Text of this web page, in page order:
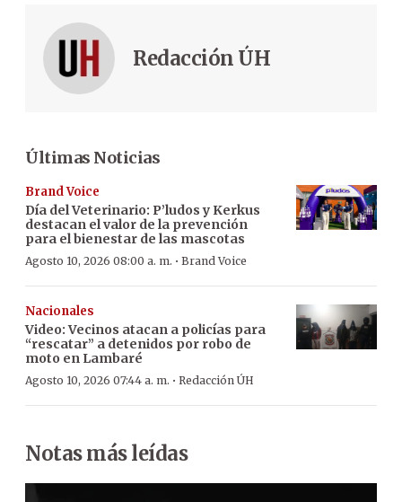
Redacción ÚH
Últimas Noticias
Brand Voice
Día del Veterinario: P’ludos y Kerkus
destacan el valor de la prevención
para el bienestar de las mascotas
Agosto 10, 2026 08:00 a. m. · Brand Voice
Nacionales
Video: Vecinos atacan a policías para
“rescatar” a detenidos por robo de
moto en Lambaré
Agosto 10, 2026 07:44 a. m. · Redacción ÚH
Notas más leídas